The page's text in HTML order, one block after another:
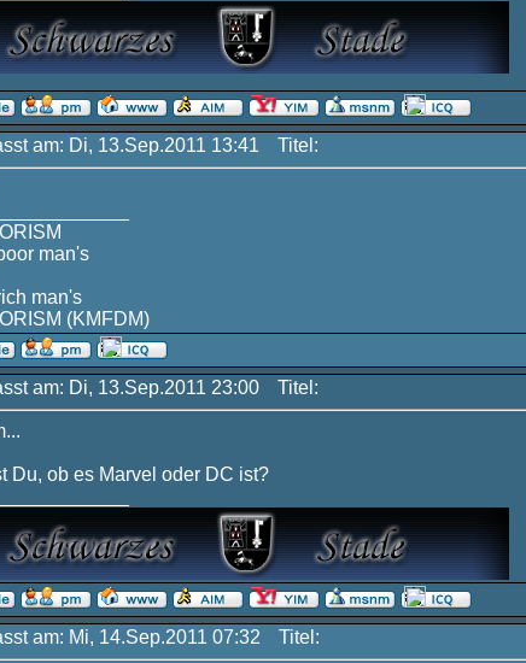
am: Di, 13.Sep.2011 13:41 Titel:
man's
man's
(KMFDM)
am: Di, 13.Sep.2011 23:00 Titel:
Du, ob es Marvel oder DC ist?
am: Mi, 14.Sep.2011 07:32 Titel: